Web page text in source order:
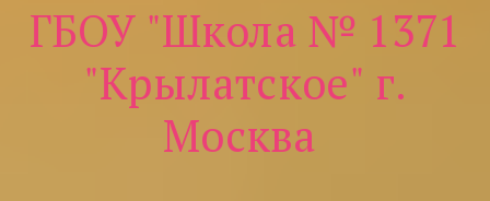
ГБОУ "Школа № 1371
"Крылатское" г.
Москва